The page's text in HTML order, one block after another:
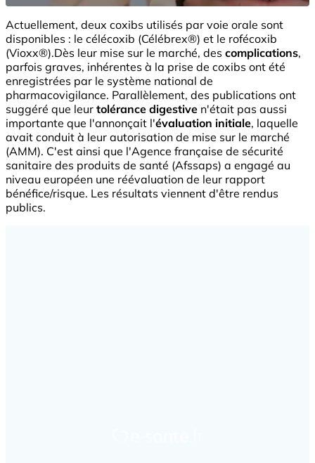
Actuellement, deux coxibs utilisés par voie orale sont
disponibles : le célécoxib (Célébrex®) et le rofécoxib
(Vioxx®).Dès leur mise sur le marché, des complications,
parfois graves, inhérentes à la prise de coxibs ont été
enregistrées par le système national de
pharmacovigilance. Parallèlement, des publications ont
suggéré que leur tolérance digestive n'était pas aussi
importante que l'annonçait l'évaluation initiale, laquelle
avait conduit à leur autorisation de mise sur le marché
(AMM). C'est ainsi que l'Agence française de sécurité
sanitaire des produits de santé (Afssaps) a engagé au
niveau européen une réévaluation de leur rapport
bénéfice/risque. Les résultats viennent d'être rendus
publics.